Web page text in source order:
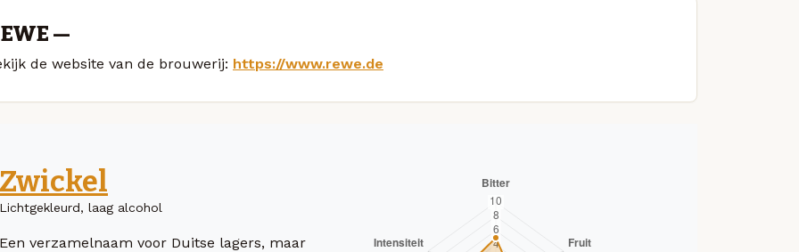
—
de website van de brouwerij: https://www.rewe.de
Zwickel
Lichtgekleurd, laag alcohol
Een verzamelnaam voor Duitse lagers, maar